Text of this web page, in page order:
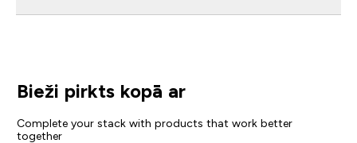
Bieži pirkts kopā ar
Complete your stack with products that work better
together